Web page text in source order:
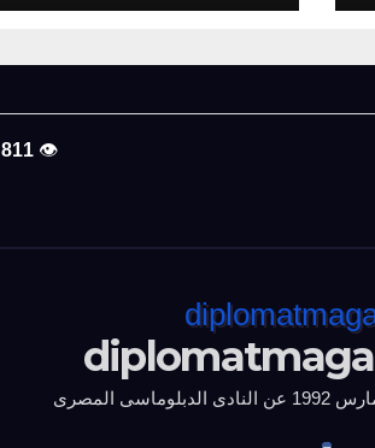
👁️
811
المصرى